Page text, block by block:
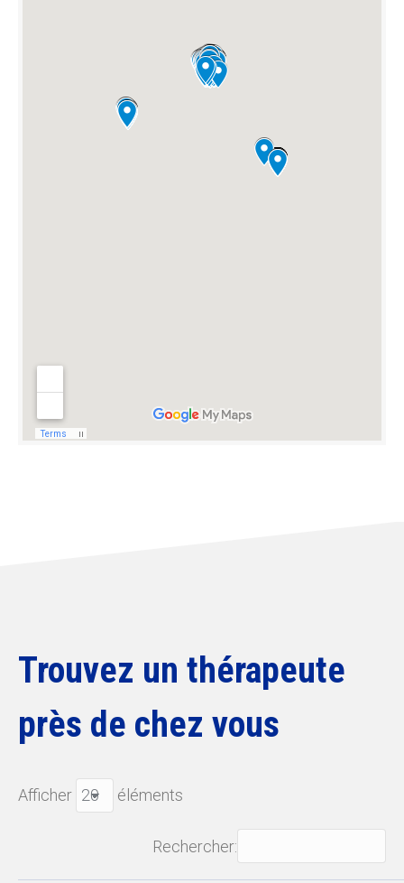
Trouvez un thérapeute
près de chez vous
Afficher éléments
Rechercher: